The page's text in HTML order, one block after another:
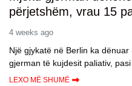
përjetshëm, vrau 15
4 weeks ago
Një gjykatë në Berlin ka
gjerman të kujdesit paliativ,
LEXO MË SHUMË